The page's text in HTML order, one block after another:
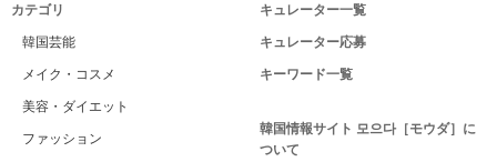
カテゴリ
韓国芸能
メイク・コスメ
美容・ダイエット
ファッション
キュレーター一覧
キュレーター応募
キーワード一覧
韓国情報サイト 모으다［モウダ］に
ついて